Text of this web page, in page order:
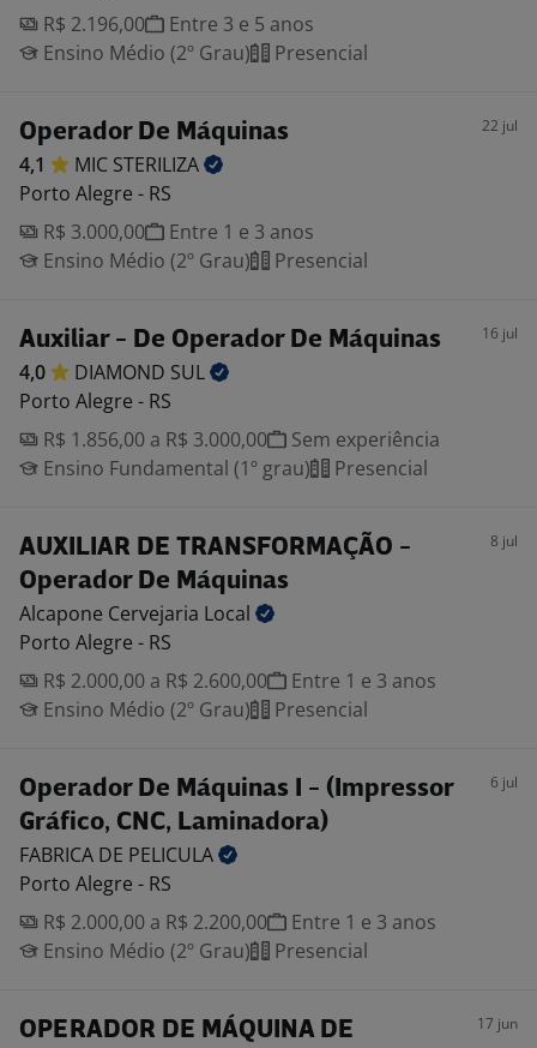
R$ 2.196,00
Entre 3 e 5 anos
Ensino Médio (2º Grau)
Presencial
Operador De Máquinas 22 jul
4,1 MIC STERILIZA
Porto Alegre - RS
R$ 3.000,00
Entre 1 e 3 anos
Ensino Médio (2º Grau)
Presencial
Auxiliar - De Operador De Máquinas 16 jul
4,0 DIAMOND SUL
Porto Alegre - RS
R$ 1.856,00 a R$ 3.000,00
Sem experiência
Ensino Fundamental (1º grau)
Presencial
AUXILIAR DE TRANSFORMAÇÃO -
Operador De Máquinas
8 jul
Alcapone Cervejaria Local
Porto Alegre - RS
R$ 2.000,00 a R$ 2.600,00
Entre 1 e 3 anos
Ensino Médio (2º Grau)
Presencial
Operador De Máquinas I - (Impressor
Gráfico, CNC, Laminadora)
6 jul
FABRICA DE PELICULA
Porto Alegre - RS
R$ 2.000,00 a R$ 2.200,00
Entre 1 e 3 anos
Ensino Médio (2º Grau)
Presencial
OPERADOR DE MÁQUINA DE
17 jun